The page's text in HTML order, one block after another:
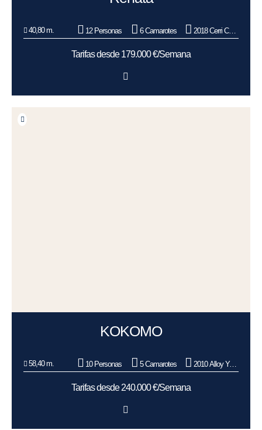
40,80 m. 12 Personas 6 Camarotes 2018 Cerri Cantieri Navali CCN
Tarifas desde 179.000 €/Semana
KOKOMO
58,40 m. 10 Personas 5 Camarotes 2010 Alloy Yachts
Tarifas desde 240.000 €/Semana